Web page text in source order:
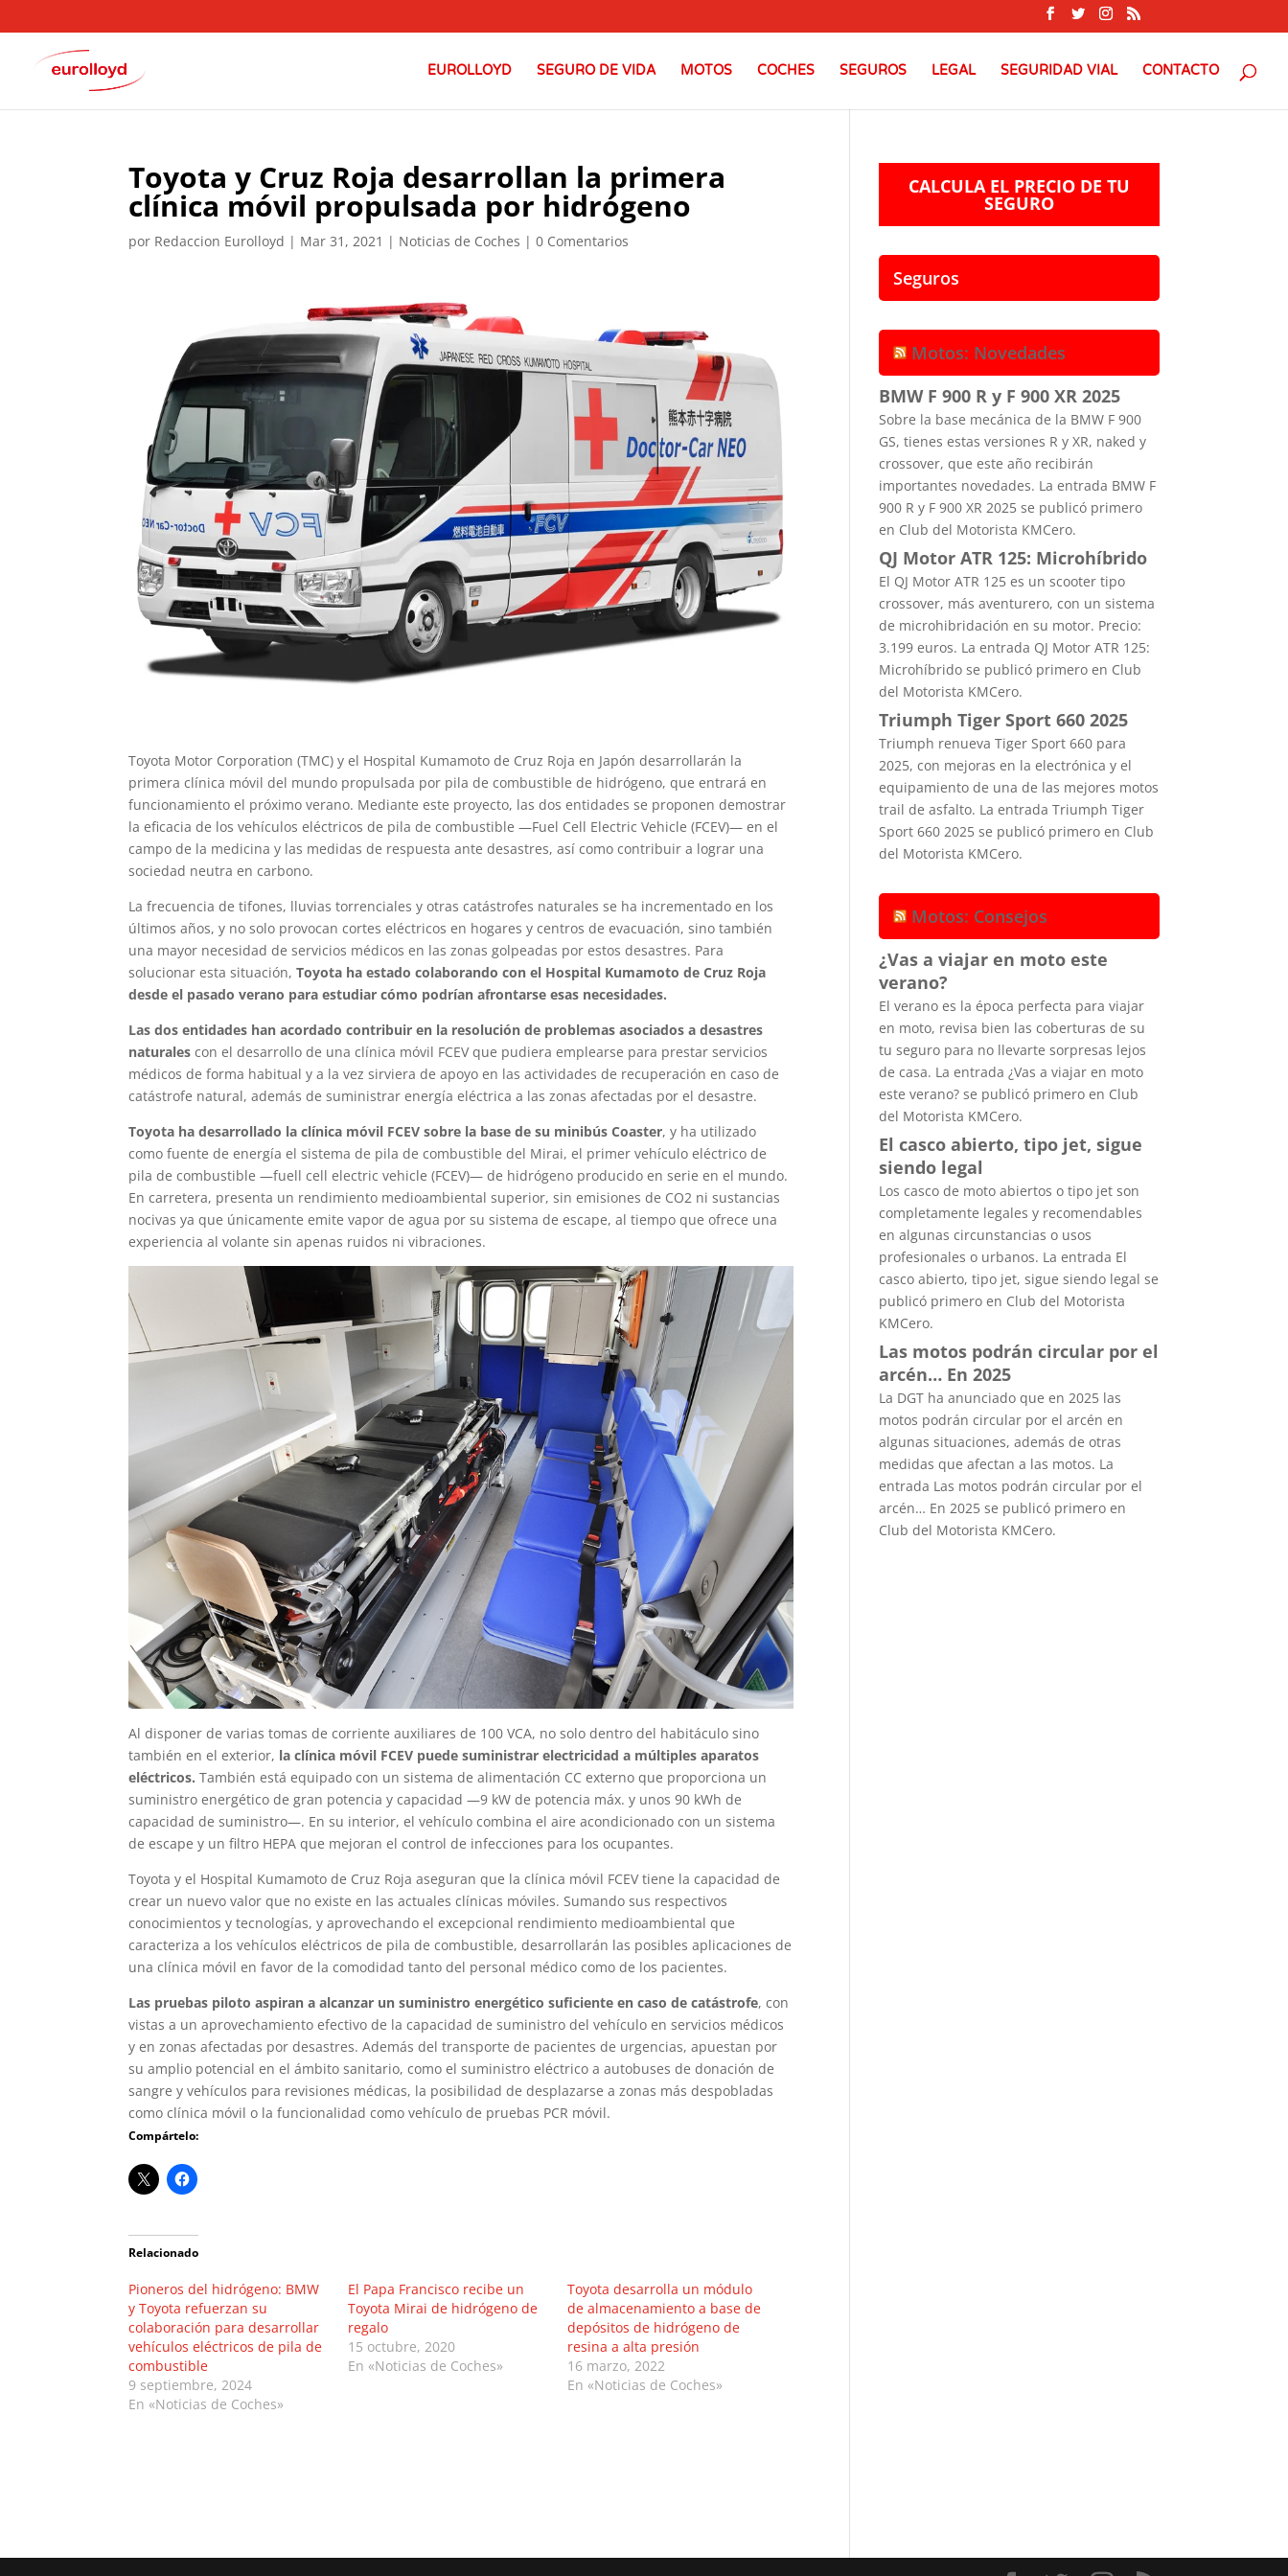
EUROLLOYD SEGURO DE VIDA MOTOS COCHES SEGUROS LEGAL SEGURIDAD VIAL CONTACTO
Toyota y Cruz Roja desarrollan la primera
clínica móvil propulsada por hidrógeno
por Redaccion Eurolloyd | Mar 31, 2021 | Noticias de Coches |0 Comentarios
Toyota Motor Corporation (TMC) y el Hospital Kumamoto de Cruz Roja en Japón desarrollarán la
primera clínica móvil del mundo propulsada por pila de combustible de hidrógeno, que entrará en
funcionamiento el próximo verano. Mediante este proyecto, las dos entidades se proponen demostrar
la eficacia de los vehículos eléctricos de pila de combustible —Fuel Cell Electric Vehicle (FCEV)— en el
campo de la medicina y las medidas de respuesta ante desastres, así como contribuir a lograr una
sociedad neutra en carbono.
La frecuencia de tifones, lluvias torrenciales y otras catástrofes naturales se ha incrementado en los
últimos años, y no solo provocan cortes eléctricos en hogares y centros de evacuación, sino también
una mayor necesidad de servicios médicos en las zonas golpeadas por estos desastres. Para
solucionar esta situación,Toyota ha estado colaborando con el Hospital Kumamoto de Cruz Roja
desde el pasado verano para estudiar cómo podrían afrontarse esas necesidades.
Las dos entidades han acordado contribuir en la resolución de problemas asociados a desastres
naturales con el desarrollo de una clínica móvil FCEV que pudiera emplearse para prestar servicios
médicos de forma habitual y a la vez sirviera de apoyo en las actividades de recuperación en caso de
catástrofe natural, además de suministrar energía eléctrica a las zonas afectadas por el desastre.
Toyota ha desarrollado la clínica móvil FCEV sobre la base de su minibús Coaster, y ha utilizado
como fuente de energía el sistema de pila de combustible del Mirai, el primer vehículo eléctrico de
pila de combustible —fuell cell electric vehicle (FCEV)— de hidrógeno producido en serie en el mundo.
En carretera, presenta un rendimiento medioambiental superior, sin emisiones de CO2 ni sustancias
nocivas ya que únicamente emite vapor de agua por su sistema de escape, al tiempo que ofrece una
experiencia al volante sin apenas ruidos ni vibraciones.
Al disponer de varias tomas de corriente auxiliares de 100 VCA, no solo dentro del habitáculo sino
también en el exterior, la clínica móvil FCEV puede suministrar electricidad a múltiples aparatos
eléctricos. También está equipado con un sistema de alimentación CC externo que proporciona un
suministro energético de gran potencia y capacidad —9 kW de potencia máx. y unos 90 kWh de
capacidad de suministro—. En su interior, el vehículo combina el aire acondicionado con un sistema
de escape y un filtro HEPA que mejoran el control de infecciones para los ocupantes.
Toyota y el Hospital Kumamoto de Cruz Roja aseguran que la clínica móvil FCEV tiene la capacidad de
crear un nuevo valor que no existe en las actuales clínicas móviles. Sumando sus respectivos
conocimientos y tecnologías, y aprovechando el excepcional rendimiento medioambiental que
caracteriza a los vehículos eléctricos de pila de combustible, desarrollarán las posibles aplicaciones de
una clínica móvil en favor de la comodidad tanto del personal médico como de los pacientes.
Las pruebas piloto aspiran a alcanzar un suministro energético suficiente en caso de catástrofe, con
vistas a un aprovechamiento efectivo de la capacidad de suministro del vehículo en servicios médicos
y en zonas afectadas por desastres. Además del transporte de pacientes de urgencias, apuestan por
su amplio potencial en el ámbito sanitario, como el suministro eléctrico a autobuses de donación de
sangre y vehículos para revisiones médicas, la posibilidad de desplazarse a zonas más despobladas
como clínica móvil o la funcionalidad como vehículo de pruebas PCR móvil.
Compártelo:
Relacionado
Pioneros del hidrógeno: BMW
y Toyota refuerzan su
colaboración para desarrollar
vehículos eléctricos de pila de
combustible
9 septiembre, 2024
En «Noticias de Coches»
El Papa Francisco recibe un
Toyota Mirai de hidrógeno de
regalo
15 octubre, 2020
En «Noticias de Coches»
Toyota desarrolla un módulo
de almacenamiento a base de
depósitos de hidrógeno de
resina a alta presión
16 marzo, 2022
En «Noticias de Coches»
CALCULA EL PRECIO DE TU
SEGURO
Seguros
Motos: Novedades
BMW F 900 R y F 900 XR 2025
Sobre la base mecánica de la BMW F 900
GS, tienes estas versiones R y XR, naked y
crossover, que este año recibirán
importantes novedades. La entrada BMW F
900 R y F 900 XR 2025 se publicó primero
en Club del Motorista KMCero.
QJ Motor ATR 125: Microhíbrido
El QJ Motor ATR 125 es un scooter tipo
crossover, más aventurero, con un sistema
de microhibridación en su motor. Precio:
3.199 euros. La entrada QJ Motor ATR 125:
Microhíbrido se publicó primero en Club
del Motorista KMCero.
Triumph Tiger Sport 660 2025
Triumph renueva Tiger Sport 660 para
2025, con mejoras en la electrónica y el
equipamiento de una de las mejores motos
trail de asfalto. La entrada Triumph Tiger
Sport 660 2025 se publicó primero en Club
del Motorista KMCero.
Motos: Consejos
¿Vas a viajar en moto este
verano?
El verano es la época perfecta para viajar
en moto, revisa bien las coberturas de su
tu seguro para no llevarte sorpresas lejos
de casa. La entrada ¿Vas a viajar en moto
este verano? se publicó primero en Club
del Motorista KMCero.
El casco abierto, tipo jet, sigue
siendo legal
Los casco de moto abiertos o tipo jet son
completamente legales y recomendables
en algunas circunstancias o usos
profesionales o urbanos. La entrada El
casco abierto, tipo jet, sigue siendo legal se
publicó primero en Club del Motorista
KMCero.
Las motos podrán circular por el
arcén… En 2025
La DGT ha anunciado que en 2025 las
motos podrán circular por el arcén en
algunas situaciones, además de otras
medidas que afectan a las motos. La
entrada Las motos podrán circular por el
arcén… En 2025 se publicó primero en
Club del Motorista KMCero.